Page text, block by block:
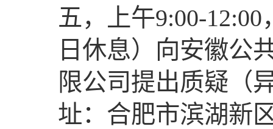
五，上午9:00-
日休息）向安徽公
限公司提出质疑（
址：合肥市滨湖新